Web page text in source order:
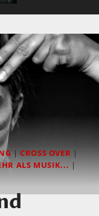
|CROSS OVER |
ALS MUSIK... |